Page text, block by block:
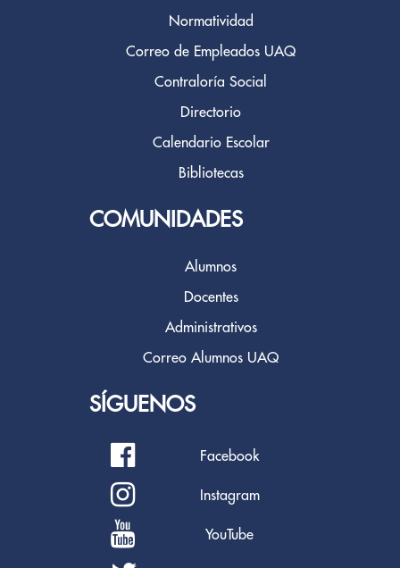
Normatividad
Correo de Empleados UAQ
Contraloría Social
Directorio
Calendario Escolar
Bibliotecas
COMUNIDADES
Alumnos
Docentes
Administrativos
Correo Alumnos UAQ
SÍGUENOS
Facebook
Instagram
YouTube